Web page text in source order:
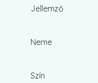
Jellemző
Neme
Szín